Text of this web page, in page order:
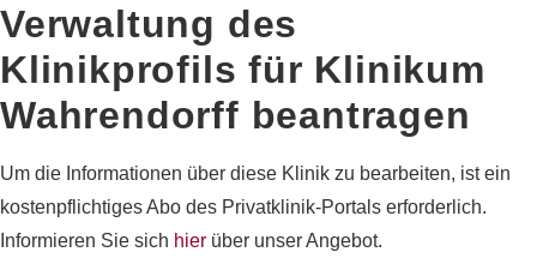
Verwaltung des
Klinikprofils für Klinikum
Wahrendorff beantragen
Um die Informationen über diese Klinik zu bearbeiten, ist ein
kostenpflichtiges Abo des Privatklinik-Portals erforderlich.
Informieren Sie sich hier über unser Angebot.